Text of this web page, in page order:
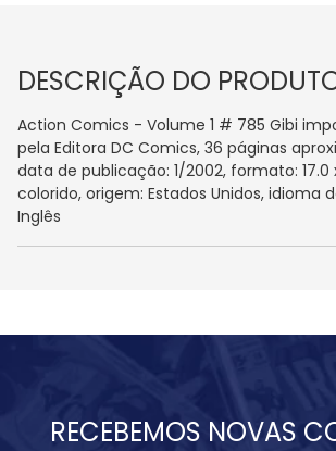
DESCRIÇÃO DO
Action Comics - Volume 1 # 785 Gibi
pela Editora DC Comics, 36 páginas
data de publicação: 1/2002, formato: 17.0
colorido, origem: Estados Unidos, idioma
Inglês
RECEBEMOS NOVAS